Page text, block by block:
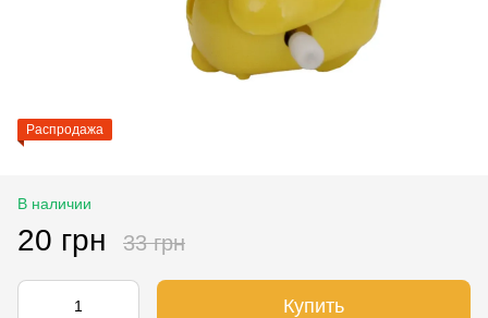
Распродажа
В наличии
20 грн 33 грн
Купить